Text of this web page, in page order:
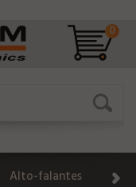
0
Alto-falantes